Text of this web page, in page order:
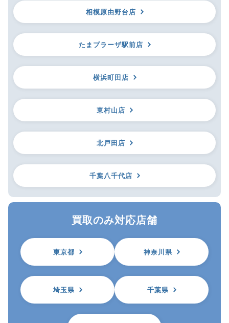
相模原由野台店
たまプラーザ駅前店
横浜町田店
東村山店
北戸田店
千葉八千代店
買取のみ対応店舗
東京都 神奈川県
埼玉県 千葉県